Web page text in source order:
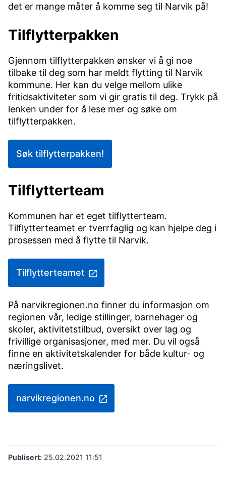
det er mange måter å komme seg til Narvik på!
Tilflytterpakken
Gjennom tilflytterpakken ønsker vi å gi noe
tilbake til deg som har meldt flytting til Narvik
kommune. Her kan du velge mellom ulike
fritidsaktiviteter som vi gir gratis til deg. Trykk på
lenken under for å lese mer og søke om
tilflytterpakken.
Søk tilflytterpakken!
Tilflytterteam
Kommunen har et eget tilflytterteam.
Tilflytterteamet er tverrfaglig og kan hjelpe deg i
prosessen med å flytte til Narvik.
Tilflytterteamet
På narvikregionen.no finner du informasjon om
regionen vår, ledige stillinger, barnehager og
skoler, aktivitetstilbud, oversikt over lag og
frivillige organisasjoner, med mer. Du vil også
finne en aktivitetskalender for både kultur- og
næringslivet.
narvikregionen.no
Publisert 25.02.2021 11:51